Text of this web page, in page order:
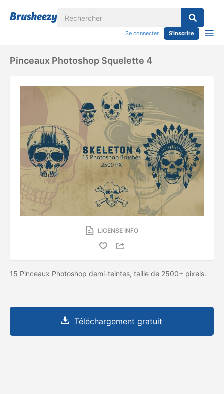
Se connecter S'inscrire
Pinceaux Photoshop Squelette 4
LICENSE INFO
15 Pinceaux Photoshop demi-teintes, taille de 2500+ pixels.
Téléchargement gratuit